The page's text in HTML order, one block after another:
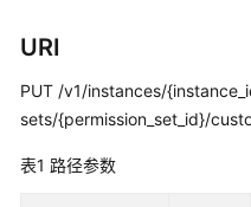
读
API
概
URI
PUT /v1/instances/
sets/{permission_set_id}/
表1 路径参数